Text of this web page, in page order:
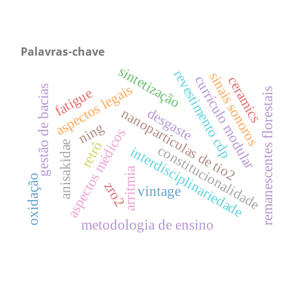
Palavras-chave
nanopartículas de tio2
ning
constitucionalidade
aspectos legais
aspectos médicosinterdisciplinariedade
desgasterevestimento cdp
vintage
retrô currículo modular
arritmia
gestão de bacias remanescentes florestais
sintetização sinais sonoros
metodologia de ensino
anisakidae
ceramics
zro2
fatigue
oxidação